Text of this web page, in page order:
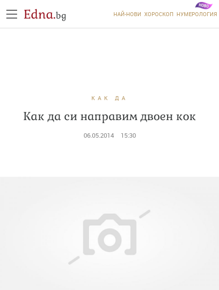
Edna.bg НАЙ-НОВИ ХОРОСКОП НУМЕРОЛОГИЯ
КАК ДА
Как да си направим двоен кок
06.05.2014 15:30